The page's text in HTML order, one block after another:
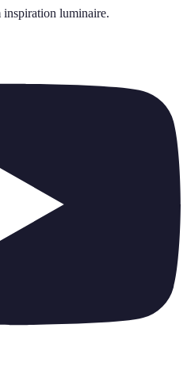
inspiration luminaire.